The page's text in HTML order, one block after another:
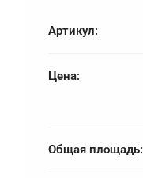
Артикул:
Цена:
Общая площадь: